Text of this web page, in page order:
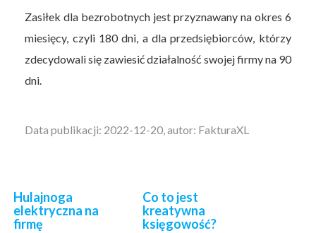
Zasiłek dla bezrobotnych jest przyznawany na okres 6
miesięcy, czyli 180 dni, a dla przedsiębiorców, którzy
zdecydowali się zawiesić działalność swojej firmy na 90
dni.
Data publikacji: 2022-12-20, autor: FakturaXL
Hulajnoga
elektryczna na
firmę
Co to jest
kreatywna
księgowość?